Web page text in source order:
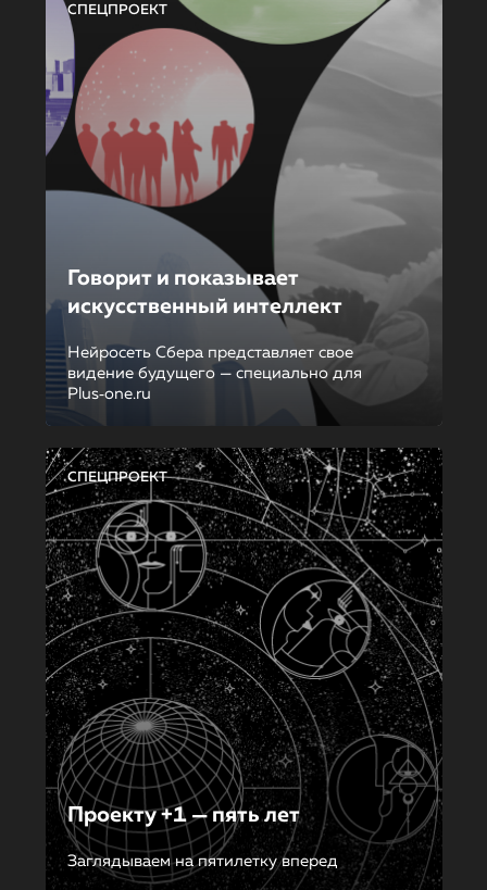
СПЕЦПРОЕКТ
Говорит и показывает
искусственный интеллект
Нейросеть Сбера представляет свое
видение будущего — специально для
Plus‑one.ru
СПЕЦПРОЕКТ
Проекту +1 — пять лет
Заглядываем на пятилетку вперед